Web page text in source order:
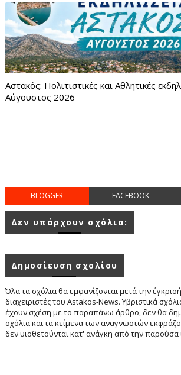
Αστακός: Πολιτιστικές και Αθλητικές
Αύγουστος 2026
BLOGGER FACEBOOK
Δεν υπάρχουν σχόλια:
Δημοσίευση σχολίου
Όλα τα σχόλια θα εμφανίζονται μετά την
διαχειριστές του Astakos-News. Υβριστικά
έχουν σχέση με το παραπάνω άρθρο, δεν θα
σχόλια και τα κείμενα των αναγνωστών
δεν υιοθετούνται κατ' ανάγκη από την παρούσα